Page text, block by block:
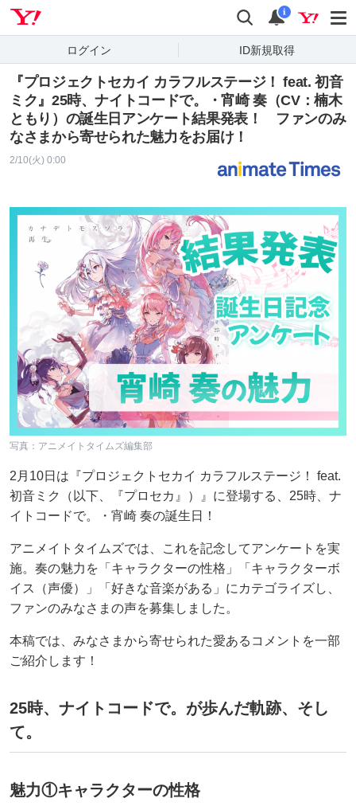
検索 通知
i
ログイン ID新規取得
『プロジェクトセカイ カラフルステージ！ feat. 初音
ミク』25時、ナイトコードで。・宵崎 奏（CV：楠木
ともり）の誕生日アンケート結果発表！ ファンのみ
なさまから寄せられた魅力をお届け！
2/10(火) 0:00
写真：アニメイトタイムズ編集部
2月10日は『プロジェクトセカイ カラフルステージ！ feat.
初音ミク（以下、『プロセカ』）』に登場する、25時、ナ
イトコードで。・宵崎 奏の誕生日！
アニメイトタイムズでは、これを記念してアンケートを実
施。奏の魅力を「キャラクターの性格」「キャラクターボ
イス（声優）」「好きな音楽がある」にカテゴライズし、
ファンのみなさまの声を募集しました。
本稿では、みなさまから寄せられた愛あるコメントを一部
ご紹介します！
25時、ナイトコードで。が歩んだ軌跡、そし
て。
魅力①キャラクターの性格